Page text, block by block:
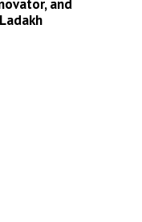
and